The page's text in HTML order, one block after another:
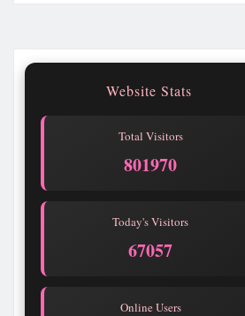
Website Stats
Total Visitors
801970
Today's Visitors
67057
Online Users